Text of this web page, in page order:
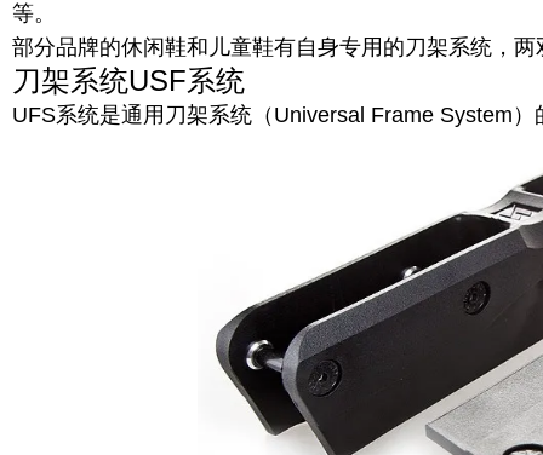
等。
部分品牌的休闲鞋和儿童鞋有自身专用的刀架系统，
刀架系统USF系统
UFS系统是通用刀架系统（Universal Frame System）